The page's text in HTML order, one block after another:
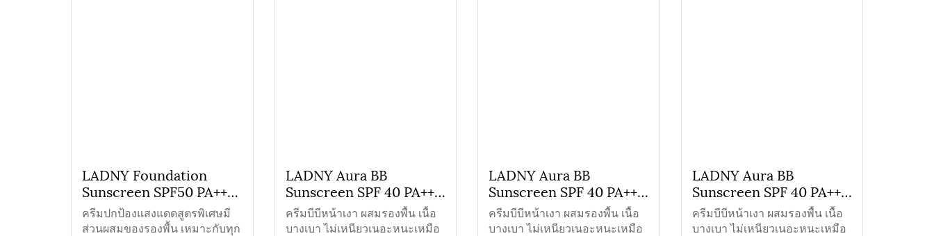
LADNY Foundation
Sunscreen SPF50 PA+++
ครีมกันแดดใยไหมรองพื้น
สีเขียว
ครีมปกป้องแสงแดดสูตรพิเศษมี
ส่วนผสมของรองพื้น เหมาะกับทุก
LADNY Aura BB
Sunscreen SPF 40 PA+++
ครีมบีบีหน้าเงาสีเนื้อ
ครีมบีบีหน้าเงา ผสมรองพื้น เนื้อ
บางเบา ไม่เหนียวเนอะหนะเหมือ
LADNY Aura BB
Sunscreen SPF 40 PA+++
ครีมบีบีหน้าเงาสีชมพู
ครีมบีบีหน้าเงา ผสมรองพื้น เนื้อ
บางเบา ไม่เหนียวเนอะหนะเหมือ
LADNY Aura BB
Sunscreen SPF 40 PA+++
ครีมบีบีหน้าเงาสีเขียว
ครีมบีบีหน้าเงา ผสมรองพื้น เนื้อ
บางเบา ไม่เหนียวเนอะหนะเหมือ